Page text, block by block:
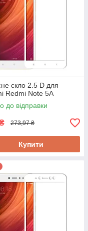
скло 2.5 D для
Redmi Note 5A
до відправки
273,97 ₴
Купити